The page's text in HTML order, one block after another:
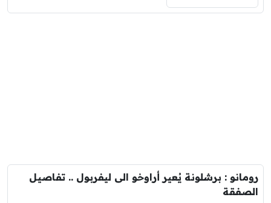
رومانو : برشلونة يُعير أراوخو الى ليفربول .. تفاصيل
الصفقة